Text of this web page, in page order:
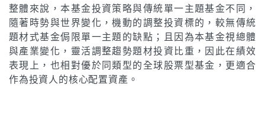
整體來說，本基金投資策略與傳統單一主題基金不同，
隨著時勢與世界變化，機動的調整投資標的，較無傳統
題材式基金侷限單一主題的缺點；且因為本基金視總體
與產業變化，靈活調整趨勢題材投資比重，因此在績效
表現上，也相對優於同類型的全球股票型基金，更適合
作為投資人的核心配置資產。